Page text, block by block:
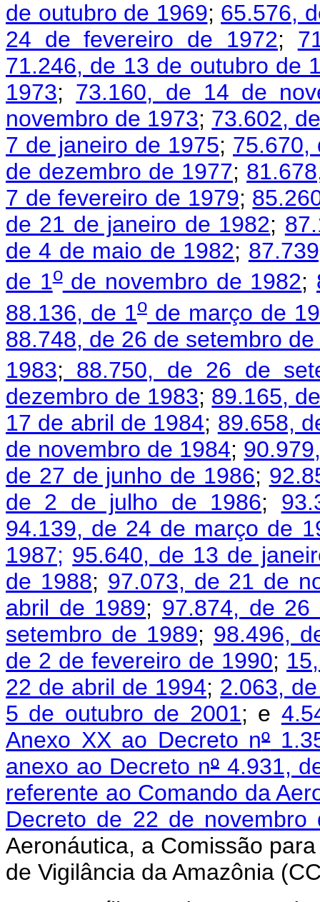
de outubro de 1969; 65.576,
24 de fevereiro de 1972;
71.246, de 13 de outubro de
1973; 73.160, de 14 de
novembro de 1973; 73.602,
7 de janeiro de 1975; 75.670,
de dezembro de 1977;
7 de fevereiro de 1979;
de 21 de janeiro de 1982;
de 4 de maio de 1982;
de 1ode novembro de 1982;
88.136, de 1ode março de
88.748, de 26 de setembro
1983; 88.750, de 26 de
dezembro de 1983; 89.165,
17 de abril de 1984; 89.658,
de novembro de 1984;
de 27 de junho de 1986;
de 2 de julho de 1986;
94.139, de 24 de março de
1987; 95.640, de 13 de
de 1988; 97.073, de 21 de
abril de 1989; 97.874, de
setembro de 1989; 98.496,
de 2 de fevereiro de 1990;
22 de abril de 1994; 2.063,
5 de outubro de 2001; e
Anexo XX ao Decreto nº
anexo ao Decreto nº 4.931,
referente ao Comando da
Decreto de 22 de novembro
Aeronáutica, a Comissão
de Vigilância da Amazônia